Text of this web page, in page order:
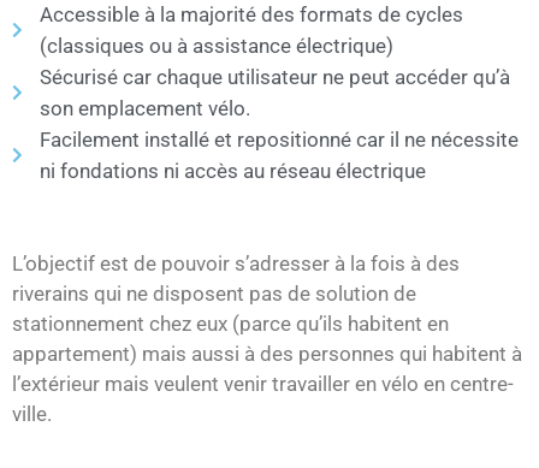
Accessible à la majorité des formats de cycles
(classiques ou à assistance électrique)
Sécurisé car chaque utilisateur ne peut accéder qu’à
son emplacement vélo.
Facilement installé et repositionné car il ne nécessite
ni fondations ni accès au réseau électrique
L’objectif est de pouvoir s’adresser à la fois à des
riverains qui ne disposent pas de solution de
stationnement chez eux (parce qu’ils habitent en
appartement) mais aussi à des personnes qui habitent à
l’extérieur mais veulent venir travailler en vélo en centre-
ville.